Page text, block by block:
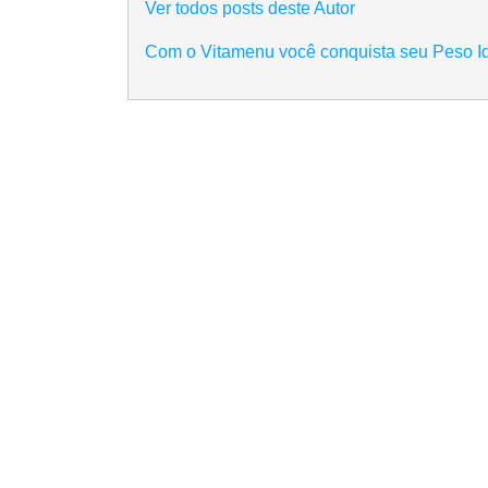
Ver todos posts deste Autor
Com o Vitamenu você conquista seu Peso